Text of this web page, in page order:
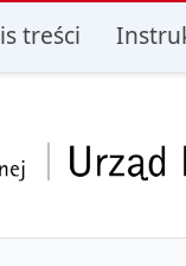
do treści
treści